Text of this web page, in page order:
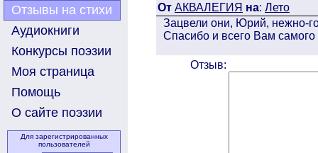
Отзывы на стихи
Аудиокниги
Конкурсы поэзии
Моя страница
Помощь
О сайте поэзии
Для зарегистрированных
пользователей
От АКВАЛЕГИЯ на: Лето
Зацвели они, Юрий, нежно-
Спасибо и всего Вам самого
Отзыв: